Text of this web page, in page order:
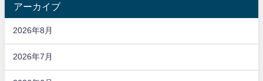
アーカイブ
2026年8月
2026年7月